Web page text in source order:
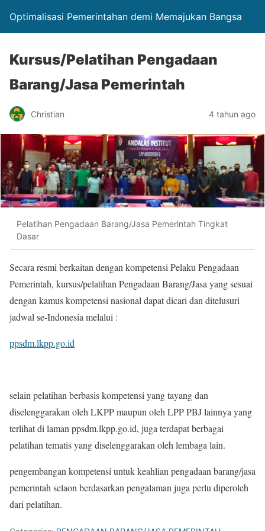
Optimalisasi Pemerintahan demi Memajukan Bangsa
Kursus/Pelatihan Pengadaan
Barang/Jasa Pemerintah
Christian 4 tahun ago
Pelatihan Pengadaan Barang/Jasa Pemerintah Tingkat
Dasar
Secara resmi berkaitan dengan kompetensi Pelaku Pengadaan
Pemerintah, kursus/pelatihan Pengadaan Barang/Jasa yang sesuai
dengan kamus kompetensi nasional dapat dicari dan ditelusuri
jadwal se-Indonesia melalui :
ppsdm.lkpp.go.id
selain pelatihan berbasis kompetensi yang tayang dan
diselenggarakan oleh LKPP maupun oleh LPP PBJ lainnya yang
terlihat di laman ppsdm.lkpp.go.id, juga terdapat berbagai
pelatihan tematis yang diselenggarakan oleh lembaga lain.
pengembangan kompetensi untuk keahlian pengadaan barang/jasa
pemerintah selaon berdasarkan pengalaman juga perlu diperoleh
dari pelatihan.